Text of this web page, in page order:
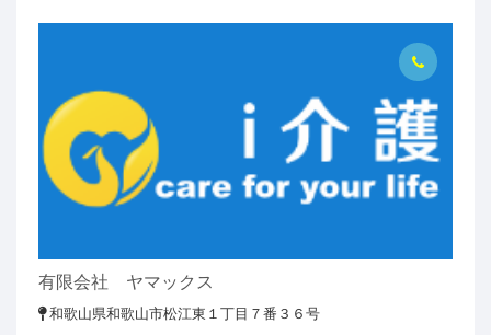
有限会社 ヤマックス
和歌山県和歌山市松江東１丁目７番３６号